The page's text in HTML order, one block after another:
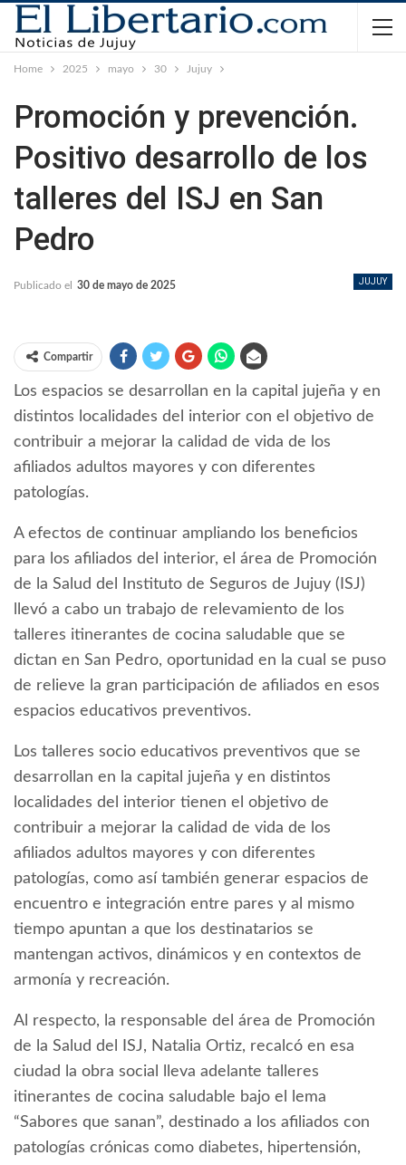
Home 2025 mayo 30 Jujuy
Promoción y prevención.
Positivo desarrollo de los
talleres del ISJ en San
Pedro
JUJUY
Publicado el 30 de mayo de 2025
Compartir
Los espacios se desarrollan en la capital jujeña y en
distintos localidades del interior con el objetivo de
contribuir a mejorar la calidad de vida de los
afiliados adultos mayores y con diferentes
patologías.
A efectos de continuar ampliando los beneficios
para los afiliados del interior, el área de Promoción
de la Salud del Instituto de Seguros de Jujuy (ISJ)
llevó a cabo un trabajo de relevamiento de los
talleres itinerantes de cocina saludable que se
dictan en San Pedro, oportunidad en la cual se puso
de relieve la gran participación de afiliados en esos
espacios educativos preventivos.
Los talleres socio educativos preventivos que se
desarrollan en la capital jujeña y en distintos
localidades del interior tienen el objetivo de
contribuir a mejorar la calidad de vida de los
afiliados adultos mayores y con diferentes
patologías, como así también generar espacios de
encuentro e integración entre pares y al mismo
tiempo apuntan a que los destinatarios se
mantengan activos, dinámicos y en contextos de
armonía y recreación.
Al respecto, la responsable del área de Promoción
de la Salud del ISJ, Natalia Ortiz, recalcó en esa
ciudad la obra social lleva adelante talleres
itinerantes de cocina saludable bajo el lema
“Sabores que sanan”, destinado a los afiliados con
patologías crónicas como diabetes, hipertensión,